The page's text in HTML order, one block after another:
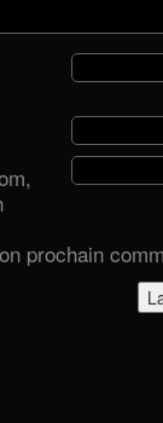
prochain